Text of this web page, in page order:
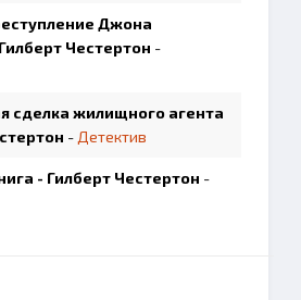
Джона
Честертон -
сделка жилищного агента
- Детектив
- Гилберт Честертон -